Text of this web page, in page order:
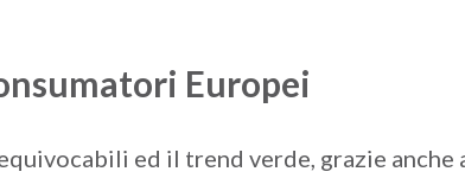
Europei
ed il trend verde, grazie anche